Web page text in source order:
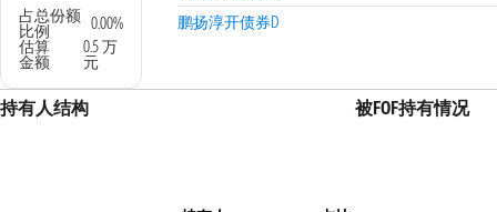
占总份额
比例
0.00%
估算
金额
0.5 万
元
鹏扬淳开债券D
持有人结构 被FOF持有情况